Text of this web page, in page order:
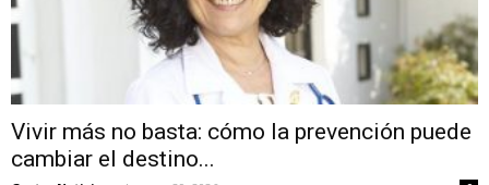
Vivir más no basta: cómo la prevención puede
cambiar el destino...